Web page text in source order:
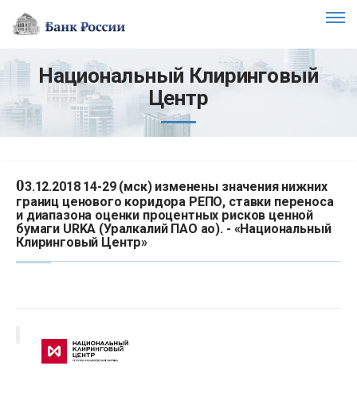
Национальный Клиринговый
Центр
03.12.2018 14-29 (мск) изменены значения нижних
границ ценового коридора РЕПО, ставки переноса
и диапазона оценки процентных рисков ценной
бумаги URKA (Уралкалий ПАО ао). - «Национальный
Клиринговый Центр»